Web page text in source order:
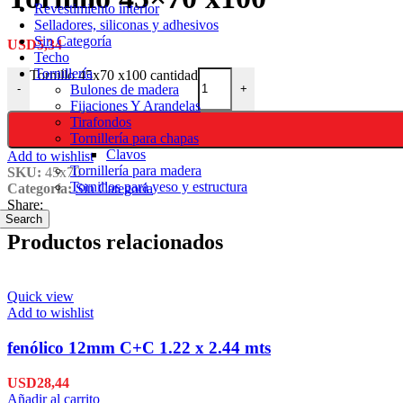
Revestimiento interior
Selladores, siliconas y adhesivos
Sin Categoría
Techo
Tornillería
Bulones de madera
Fijaciones Y Arandelas
Tirafondos
Tornillería para chapas
Clavos
Tornillería para madera
Tornillos para yeso y estructura
Search
USD5,34
-
Tornillo 45x70 x100 cantidad
+
Add to wishlist
SKU: 45x70
Categoría: Sin Categoría
Share:
Productos relacionados
Quick view
Add to wishlist
fenólico 12mm C+C 1.22 x 2.44 mts
USD28,44
Añadir al carrito